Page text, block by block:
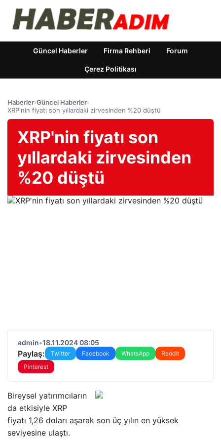
Güncel Haberler Firma Rehberi Forum
Çerez Politikası
Haberler›Güncel Haberler›
XRP'nin fiyatı son yıllardaki zirvesinden %20 düştü
XRP'nin fiyatı son
yıllardaki zirvesinden
%20 düştü
admin•18.11.2024 08:05
Paylaş: Twitter Facebook WhatsApp
Reddit
Pinterest
Bireysel yatırımcıların
da etkisiyle XRP
fiyatı 1,26 doları aşarak son üç yılın en yüksek
seviyesine ulaştı.